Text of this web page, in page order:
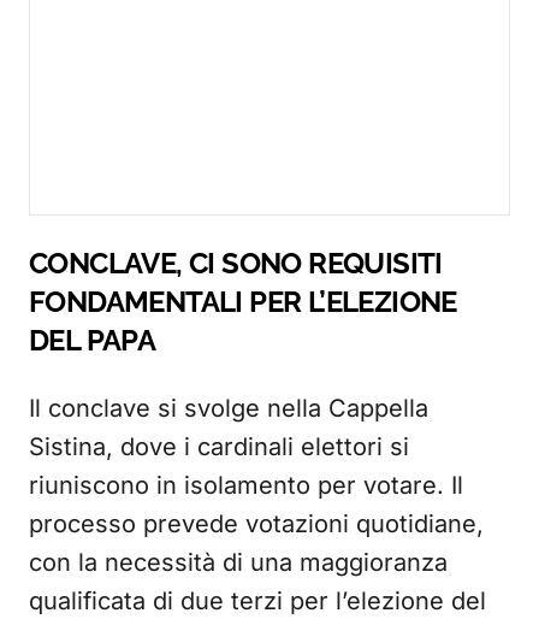
CONCLAVE, CI SONO REQUISITI
FONDAMENTALI PER L’ELEZIONE
DEL PAPA
Il conclave si svolge nella Cappella
Sistina, dove i cardinali elettori si
riuniscono in isolamento per votare. Il
processo prevede votazioni quotidiane,
con la necessità di una maggioranza
qualificata di due terzi per l’elezione del